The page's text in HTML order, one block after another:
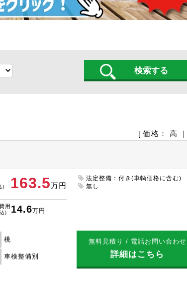
[ 価格： 高 ｜
) 163.5万円
用
) 14.6万円
法定整備：付き(車輌価格に含む)
無し
桃
車検整備別
無料見積り / 電話お問い合わせ
詳細はこちら